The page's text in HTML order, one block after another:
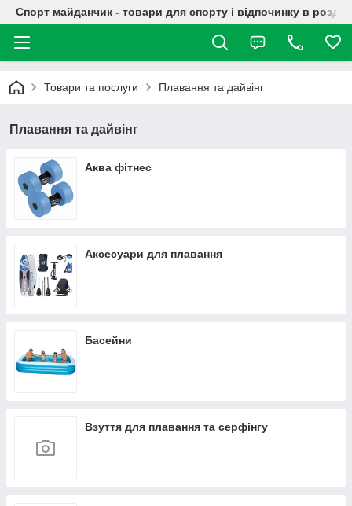
Спорт майданчик - товари для спорту і відпочинку в
Товари та послуги Плавання та дайвінг
Плавання та дайвінг
Аква фітнес
Аксесуари для плавання
Басейни
Взуття для плавання та серфінгу